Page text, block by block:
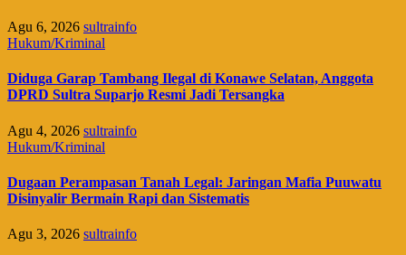
Agu 6, 2026 sultrainfo
Hukum/Kriminal
Diduga Garap Tambang Ilegal di Konawe Selatan, Anggota
DPRD Sultra Suparjo Resmi Jadi Tersangka
Agu 4, 2026 sultrainfo
Hukum/Kriminal
Dugaan Perampasan Tanah Legal: Jaringan Mafia Puuwatu
Disinyalir Bermain Rapi dan Sistematis
Agu 3, 2026 sultrainfo